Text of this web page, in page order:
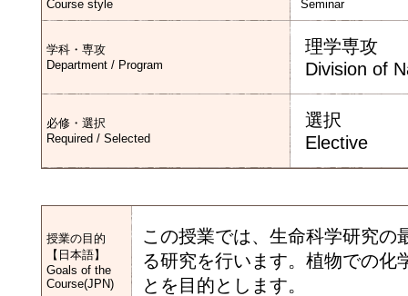
Course style
Seminar
学科・専攻
Department / Program
理学専攻
Division of
必修・選択
Required / Selected
選択
Elective
授業の目的
【日本語】
Goals of the
Course(JPN)
この授業では、生命科学研究の
る研究を行います。植物での化
とを目的とします。